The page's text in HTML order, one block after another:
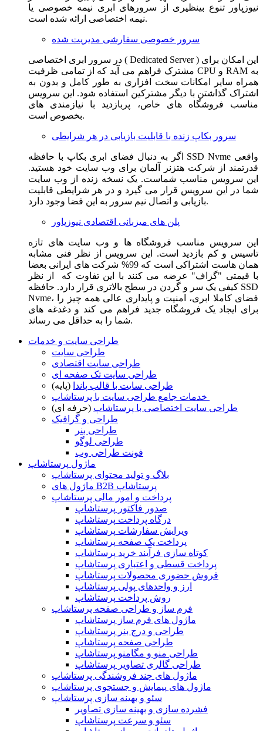
نیوزپاور تنوع بینظیری از سرورهای ابری نیمه خصوصی یا
نیمه اختصاصی ارائه شده است.
سرور خصوصی سفارشی مدیریت شده
در سرور ابری اختصاصی ( Dedicated Server ) این امکان برای
مشترک فراهم می آید که از تمامی ظرفیت CPU و RAM به
همراه سایر امکانات سخت افزاری به طور کامل و بدون به
اشتراک گذاشتن با دیگر مشترکین استفاده شود. این سرویس
مناسب فروشگاه های خاص، پربازدید با نیازمندی های
بخصوص است.
سرور بکاپ زنده با قابلیت بازیابی در هر شرایطی
اگر به دنبال فضای ابری بکاپ با حافظه SSD Nvme واقعی
قدرتمند از شرکت هتزنر آلمان برای وب سایت خود هستید.
این سرویس مناسب شماست. یک نسخه زنده از وب سایت
شما در این سرویس قرار می گیرد و در هر شرایطی قابلیت
بازیابی و اتصال نیم سرور به این فضا وجود دارد.
پلن های میزبانی اقتصادی نیوزپاور
این سرویس مناسب فروشگاه ها و وب سایت های تازه
تاسیس و کم بازدید است. این سرویس از نظر فنی مشابه
همان هاست اشتراکی است که 99% شرکت های ایرانی بعضا
با قیمتی "گزاف" عرضه می کنند با این تفاوت که از نظر
کیفی یک سر و گردن در سطح بالاتری قرار دارد. حافظه SSD
Nvme، فضای کاملا ابری، امنیت و پایداری عالی همه چیز را
برای ایجاد یک فروشگاه جدید فراهم می کند و دغدغه های
شما را به حداقل می رساند.
طراحی سایت و خدمات
طراحی سایت
طراحی سایت اقتصادی
طراحی سایت تک صفحه ای
طراحی سایت با قالب پاندا (پایه)
طراحی سایت اختصاصی با پرستاشاپ (حرفه ای)
طراحی و گرافیک
طراحی بنر
طراحی لوگو
فونت طراحی وب
ماژول پرستاشاپ
بلاگ و تولید محتوای پرستاشاپ
ماژول های B2B پرستاشاپ
پرداخت و امور مالی پرستاشاپ
صدور فاکتور پرستاشاپ
درگاه پرداخت پرستاشاپ
ویرایش سفارشات پرستاشاپ
پرداخت یک صفحه پرستاشاپ
کوتاه سازی فرآیند خرید پرستاشاپ
پرداخت قسطی و اعتباری پرستاشاپ
فروش حضوری محصولات پرستاشاپ
ارز و واحدهای پولی پرستاشاپ
روش پرداخت پرستاشاپ
فرم ساز و طراحی صفحه پرستاشاپ
ماژول های فرم ساز پرستاشاپ
طراحی و درج بنر پرستاشاپ
طراحی صفحه پرستاشاپ
طراحی منو و مگامنو پرستاشاپ
طراحی گالری تصاویر پرستاشاپ
ماژول های چند فروشندگی پرستاشاپ
ماژول های پیمایش و جستجوی پرستاشاپ
سئو و بهینه سازی پرستاشاپ
فشرده سازی و بهینه سازی تصاویر
سئو و سرعت پرستاشاپ